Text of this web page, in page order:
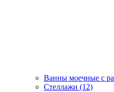
Ванны моечные с
Стеллажи (12)